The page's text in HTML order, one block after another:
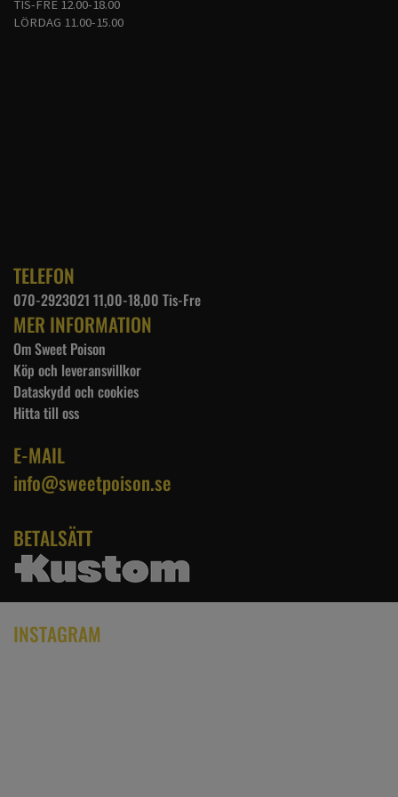
TIS-FRE 12.00-18.00
LÖRDAG 11.00-15.00
TELEFON
070-2923021 11,00-18,00 Tis-Fre
MER INFORMATION
Om Sweet Poison
Köp och leveransvillkor
Dataskydd och cookies
Hitta till oss
E-MAIL
info@sweetpoison.se
BETALSÄTT
INSTAGRAM